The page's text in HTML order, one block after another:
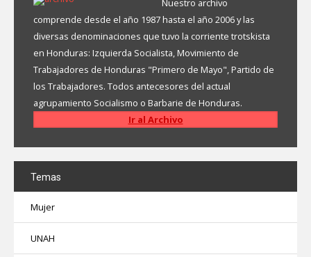
Nuestro archivo
comprende desde el año 1987 hasta el año 2006 y las
diversas denominaciones que tuvo la corriente trotskista
en Honduras: Izquierda Socialista, Movimiento de
Trabajadores de Honduras "Primero de Mayo", Partido de
los Trabajadores. Todos antecesores del actual
agrupamiento Socialismo o Barbarie de Honduras.
Ir al Archivo
Temas
Mujer
UNAH